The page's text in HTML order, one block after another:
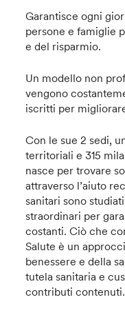
Garantisce ogni
persone e famiglie
e del risparmio.
Un modello non
vengono
iscritti per
Con le sue 2 sedi,
territoriali e 315
nasce per trovare
attraverso l’aiuto
sanitari sono
straordinari per
costanti. Ciò che
Salute è un
benessere e della
tutela sanitaria e
contributi contenuti.